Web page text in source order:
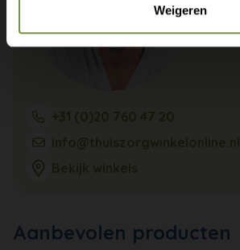
Weigeren
+31 (0)20 760 47 20
info@thuiszorgwinkelonline.nl
Bekijk winkels
Aanbevolen producten